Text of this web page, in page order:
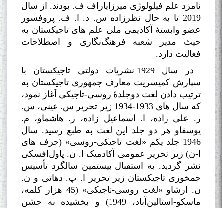
نامزد علم فیلولوژی میرزایاراف ف. بودند. از سال
2019 تا به حال نظرزاده س. د. ا. ف. پروفسور
عضو وابستۀ آکادیمی ملی علم های تاجیکستان به
حیث مدیر شعبه فرهنگ‌نگاری و اصطلاحات
فعالیت دارد.
در سال 1929 نشریات دولتی تاجیکستان با
سپارش کمیسریت معارف جمهوری تاجیکستان به
ترتیب دادن لغت دوجلدۀ روسی-تاجیکی آغاز نمود،
که سال های 1933-1934 زیر تحریر س. عینی، س.
ر. علی زاده، ا. اسماعیل زاده، ر. هاشماو، م.
یوسفاو هر دو جلد این لغت به طبع رسید. سال
1946 جلد یکم «لغت تاجیکی-روسی» (حرف های
ا-ن) زیر تحریر عمومی آکادمیک ا. ن. پاول‌افسکی
نشر گردید. به استقبال بیستمین سالگرد تأسیس
جمخوری تاجیکستان زیر تحریر ا. پ. دهاتی و ن.
ن. ارشاو «لغت روسی-تاجیکی» (45 هزار کلمه،
ماسکو-استالین‌آباد، 1949) و بخشیده به جشن